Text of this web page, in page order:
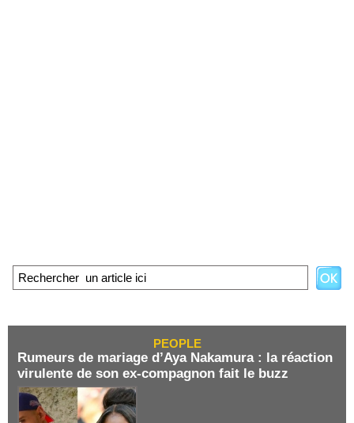
PEOPLE
Rumeurs de mariage d’Aya Nakamura : la réaction
virulente de son ex-compagnon fait le buzz